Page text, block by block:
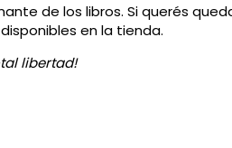
de los libros. Si querés
disponibles en la tienda.
libertad!